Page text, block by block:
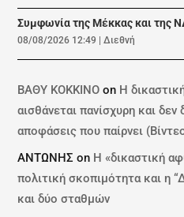
Συμφωνία της Μέκκας και της
08/08/2026 12:49 |Διεθνή
ΒΑΘΥ ΚΟΚΚΙΝΟ on Η
αισθάνεται πανίσχυρη και δεν
αποφάσεις που παίρνει
ΑΝΤΩΝΗΣ on Η «δικαστική
πολιτική σκοπιμότητα και η
και δύο σταθμών